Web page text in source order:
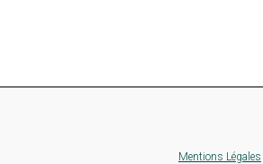
Mentions Légales